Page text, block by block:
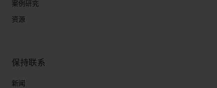
案例研究
资源
保持联系
新闻